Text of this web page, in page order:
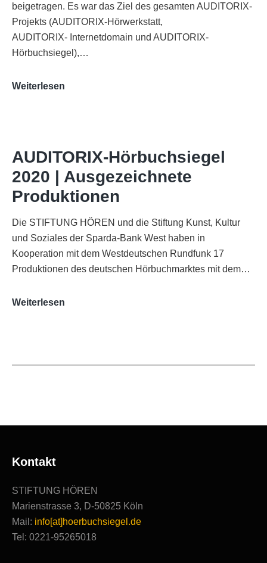
beigetragen. Es war das Ziel des gesamten AUDITORIX-
Projekts (AUDITORIX-Hörwerkstatt,
AUDITORIX- Internetdomain und AUDITORIX-
Hörbuchsiegel),…
Weiterlesen
Funkhaus
Köln
AUDITORIX-Hörbuchsiegel
2020 | Ausgezeichnete
Produktionen
Die STIFTUNG HÖREN und die Stiftung Kunst, Kultur
und Soziales der Sparda-Bank West haben in
Kooperation mit dem Westdeutschen Rundfunk 17
Produktionen des deutschen Hörbuchmarktes mit dem…
Weiterlesen
Ausgezeichnete
Kontakt
STIFTUNG HÖREN
Marienstrasse 3, D-50825 Köln
Mail: info[at]hoerbuchsiegel.de
Tel: 0221-95265018